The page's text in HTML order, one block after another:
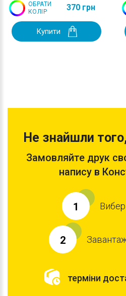
ОБРАТИ
КОЛІР
370 грн
Купити
Не знайшли
Замовляйте друк
напису в
1
2
терміни